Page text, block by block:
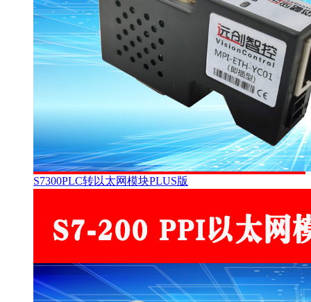
S7300PLC转以太网模块PLUS版